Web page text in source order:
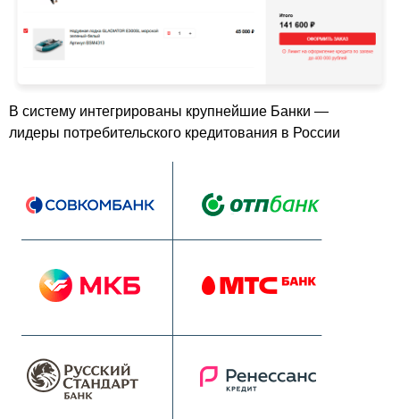
В систему интегрированы крупнейшие Банки —
лидеры потребительского кредитования в России